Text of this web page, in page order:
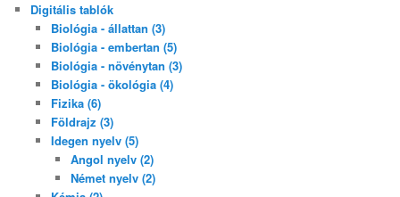
Digitális tablók
Biológia - állattan (3)
Biológia - embertan (5)
Biológia - növénytan (3)
Biológia - ökológia (4)
Fizika (6)
Földrajz (3)
Idegen nyelv (5)
Angol nyelv (2)
Német nyelv (2)